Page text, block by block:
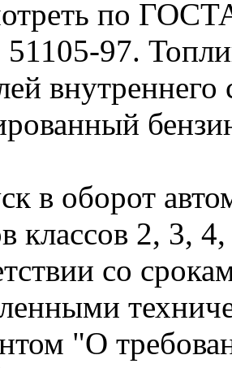
по
97.
внутреннего
в оборот
классов 2, 3,
со
"О